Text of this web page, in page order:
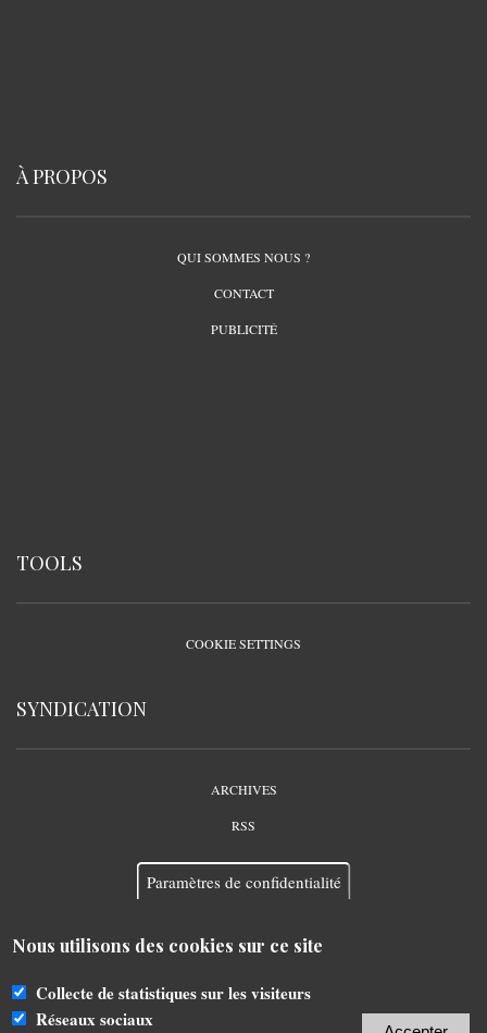
À PROPOS
QUI SOMMES NOUS ?
CONTACT
PUBLICITÉ
TOOLS
COOKIE SETTINGS
SYNDICATION
ARCHIVES
RSS
Propulsé par YourOSoft KFT
Paramètres de confidentialité
Nous utilisons des cookies sur ce site
Collecte de statistiques sur les visiteurs
Réseaux sociaux